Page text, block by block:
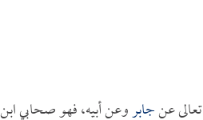
عنجابروعن أبيه، فهو صحابي ابن